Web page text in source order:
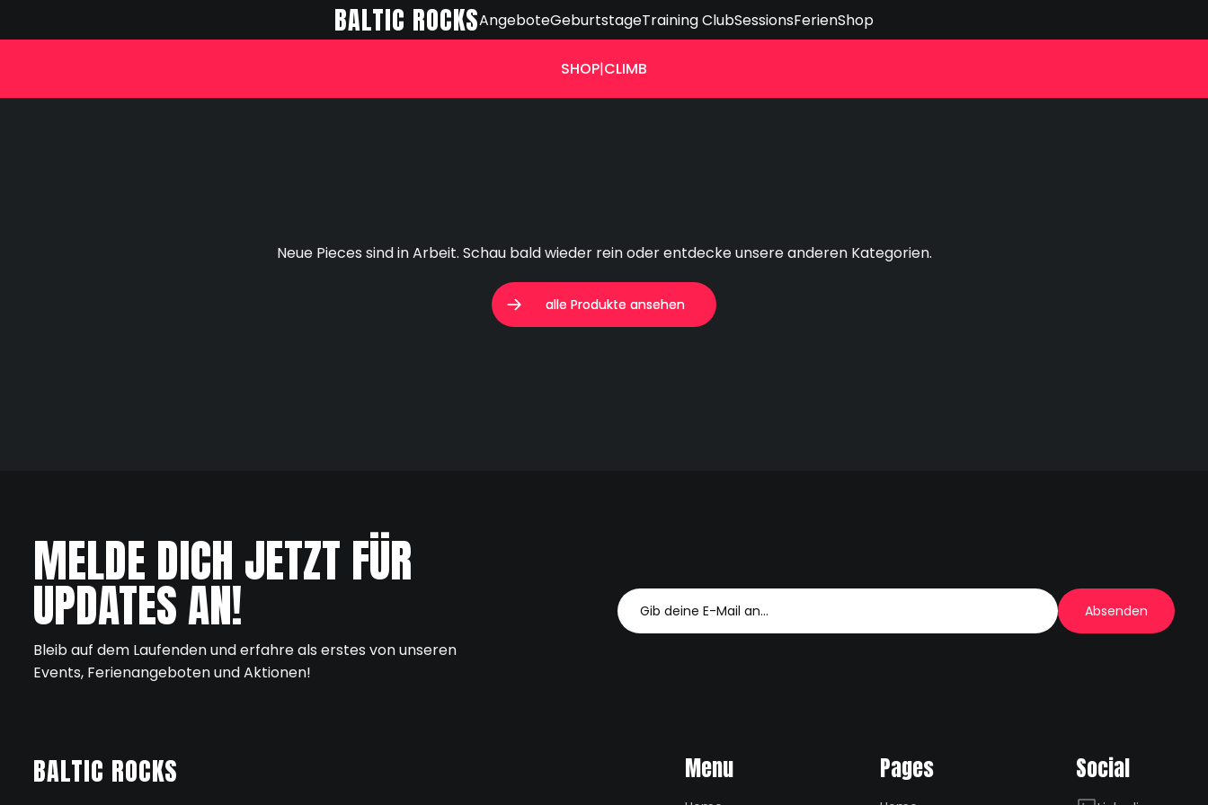
BALTIC ROCKSAngeboteGeburtstageTraining ClubSessionsFerienShop
SHOP|CLIMB
Neue Pieces sind in Arbeit. Schau bald wieder rein oder entdecke unsere anderen Kategorien.
alle Produkte ansehen
alle Produkte ansehen
MELDE DICH JETZT FÜR
UPDATES AN!
Bleib auf dem Laufenden und erfahre als erstes von unseren
Events, Ferienangeboten und Aktionen!
BALTIC ROCKS Menu Pages Social